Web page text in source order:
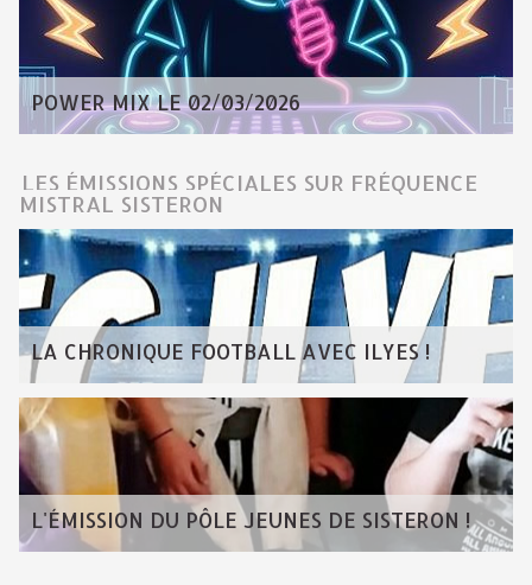
POWER MIX LE 02/03/2026
LES ÉMISSIONS SPÉCIALES SUR FRÉQUENCE
MISTRAL SISTERON
LA CHRONIQUE FOOTBALL AVEC ILYES !
L'ÉMISSION DU PÔLE JEUNES DE SISTERON !